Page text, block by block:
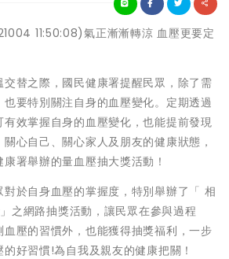
11:50:08)氣正漸漸轉涼 血壓更要定
替之際，國民健康署提醒民眾，除了需
要特別關注自身的血壓變化。定期透過
效掌握自身的血壓變化，也能提前發現
心自己、關心家人及朋友的健康狀態，
署舉辦的量血壓抽大獎活動！
於自身血壓的掌握度，特別舉辦了「 相
之網路抽獎活動，讓民眾在參與過程
壓的習慣外，也能獲得抽獎福利，一步
好習慣!為自我及親友的健康把關！